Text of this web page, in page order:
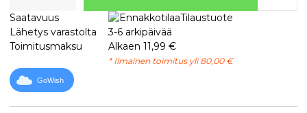
Saatavuus
Tilaustuote
Lähetys varastolta
3-6 arkipäivää
Toimitusmaksu
Alkaen 11,99 €
* Ilmainen toimitus yli 80,00 €
GoWish